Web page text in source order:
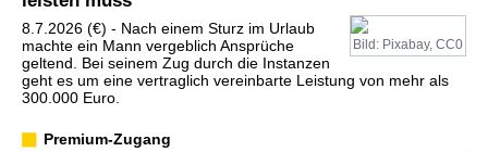
Bild: Pixabay, CC0
8.7.2026 (€) - Nach einem Sturz im Urlaub
machte ein Mann vergeblich Ansprüche
geltend. Bei seinem Zug durch die Instanzen
geht es um eine vertraglich vereinbarte Leistung von mehr als
300.000 Euro.
Premium-Zugang